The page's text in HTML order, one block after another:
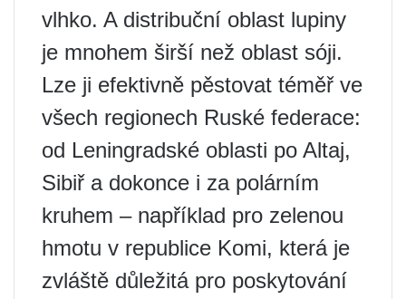
vlhko. A distribuční oblast lupiny
je mnohem širší než oblast sóji.
Lze ji efektivně pěstovat téměř ve
všech regionech Ruské federace:
od Leningradské oblasti po Altaj,
Sibiř a dokonce i za polárním
kruhem – například pro zelenou
hmotu v republice Komi, která je
zvláště důležitá pro poskytování